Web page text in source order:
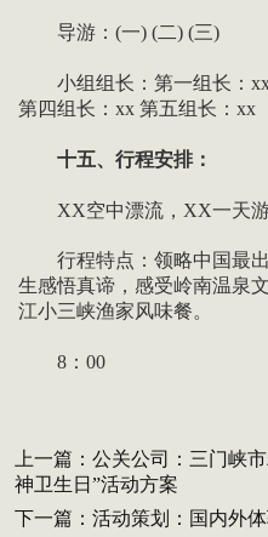
导游：(一) (二) (三)
小组组长：第一组长：xx
第四组长：xx 第五组长：xx
十五、行程安排：
XX空中漂流，XX一天
行程特点：领略中国最出
生感悟真谛，感受岭南温泉
江小三峡渔家风味餐。
8：00
上一篇： 公关公司：三门峡
神卫生日”活动方案
下一篇： 活动策划：国内外